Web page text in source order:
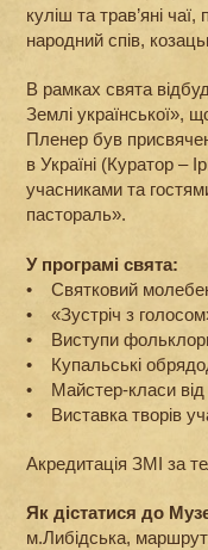
куліш та трав’яні
народний спів,
В рамках свята
Землі української»,
Пленер був
в Україні (Куратор –
учасниками та
пастораль».
У програмі свята:
• Святковий
• «Зустріч з
• Виступи
• Купальські
• Майстер-класи від
• Виставка творів
Акредитація ЗМІ за
Як дістатися до
м.Либідська, маршрут